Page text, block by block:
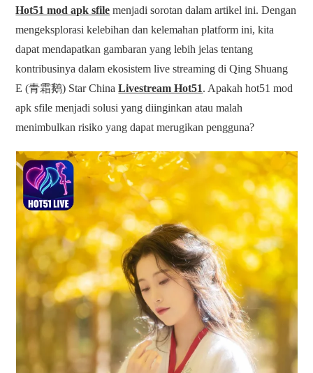
Hot51 mod apk sfile menjadi sorotan dalam artikel ini. Dengan
mengeksplorasi kelebihan dan kelemahan platform ini, kita
dapat mendapatkan gambaran yang lebih jelas tentang
kontribusinya dalam ekosistem live streaming di Qing Shuang
E (青霜鹅) Star ChinaLivestream Hot51. Apakah hot51 mod
apk sfile menjadi solusi yang diinginkan atau malah
menimbulkan risiko yang dapat merugikan pengguna?